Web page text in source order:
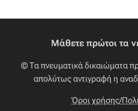
Μάθετε πρώτοι τα
© Τα πνευματικά δικαιώματα
απολύτως αντιγραφή η
Όροι χρήσης/